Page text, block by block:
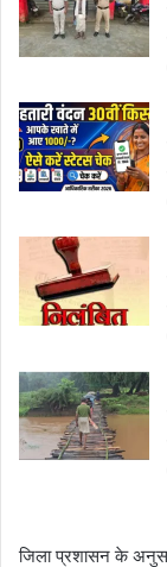
जिला प्रशासन के